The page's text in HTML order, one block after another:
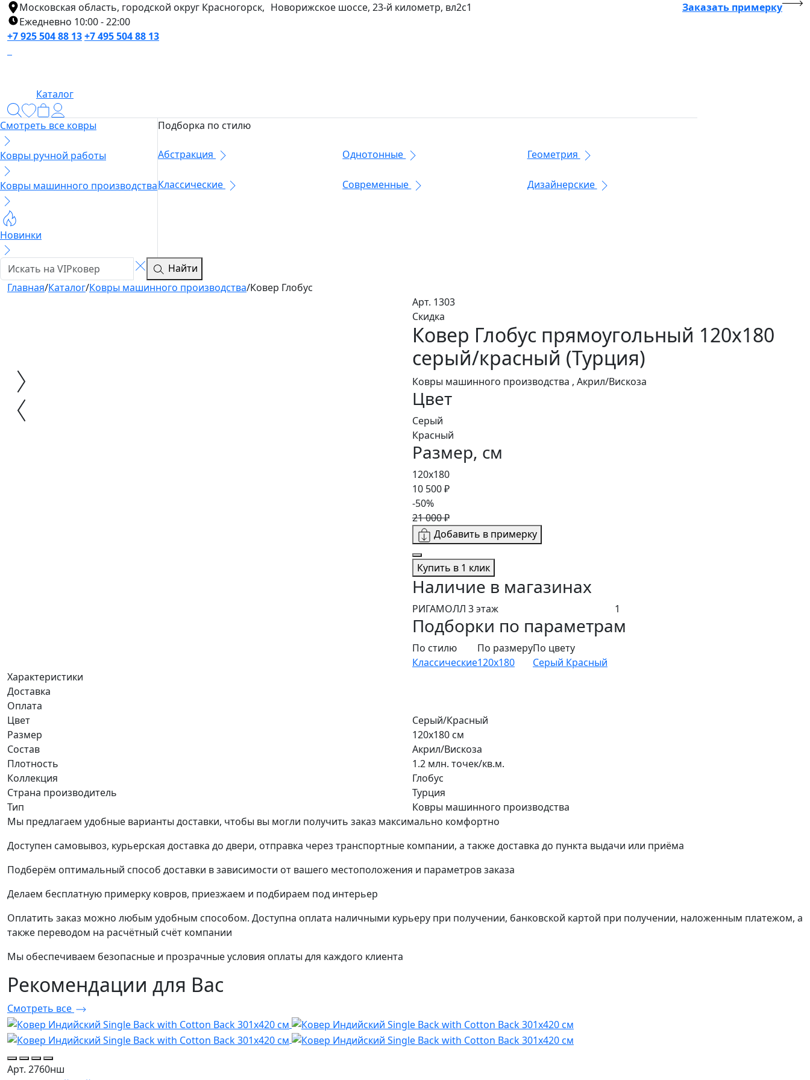
Московская область, городской округ Красногорск, Новорижское шоссе, 23-й километр, вл2с1
Ежедневно 10:00 - 22:00
+7 925 504 88 13+7 495 504 88 13
Заказать примерку
Каталог
Смотреть все ковры
Ковры ручной работы
Ковры машинного производства
Новинки
Подборка по стилю
Абстракция Однотонные Геометрия
Классические Современные Дизайнерские
Найти
Главная/Каталог/Ковры машинного производства/Ковер Глобус
Арт. 1303
Скидка
Ковер Глобус прямоугольный 120x180
серый/красный (Турция)
Ковры машинного производства , Акрил/Вискоза
Цвет
Серый
Красный
Размер, см
120x180
10 500 ₽
-50%
21 000 ₽
Добавить в примерку
Купить в 1 клик
Наличие в магазинах
РИГАМОЛЛ 3 этаж 1
Подборки по параметрам
По стилю
Классические
По размеру
120x180
По цвету
Серый Красный
Характеристики
Доставка
Оплата
Цвет
Серый/Красный
Размер
120x180 см
Состав
Акрил/Вискоза
Плотность
1.2 млн. точек/кв.м.
Коллекция
Глобус
Страна производитель
Турция
Тип
Ковры машинного производства
Мы предлагаем удобные варианты доставки, чтобы вы могли получить заказ максимально комфортно
Доступен самовывоз, курьерская доставка до двери, отправка через транспортные компании, а также доставка до пункта выдачи или приёма
Подберём оптимальный способ доставки в зависимости от вашего местоположения и параметров заказа
Делаем бесплатную примерку ковров, приезжаем и подбираем под интерьер
Оплатить заказ можно любым удобным способом. Доступна оплата наличными курьеру при получении, банковской картой при получении, наложенным платежом, а
также переводом на расчётный счёт компании
Мы обеспечиваем безопасные и прозрачные условия оплаты для каждого клиента
Рекомендации для Вас
Смотреть все
Арт. 2760нш